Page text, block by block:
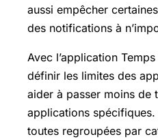
aussi empêcher
des notifications à
Avec l’application
définir les limites des
aider à passer moins de
applications
toutes regroupées par